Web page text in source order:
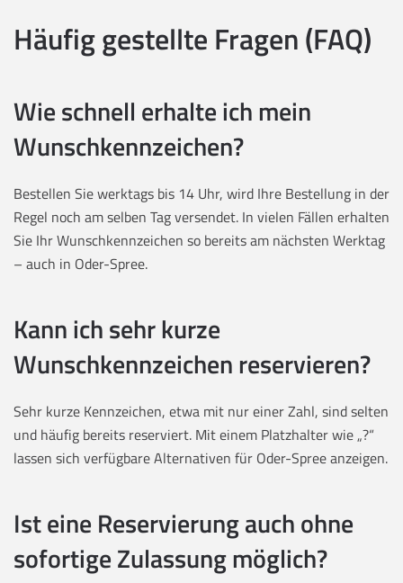
Häufig gestellte Fragen (FAQ)
Wie schnell erhalte ich mein
Wunschkennzeichen?
Bestellen Sie werktags bis 14 Uhr, wird Ihre Bestellung in der
Regel noch am selben Tag versendet. In vielen Fällen erhalten
Sie Ihr Wunschkennzeichen so bereits am nächsten Werktag
– auch in Oder-Spree.
Kann ich sehr kurze
Wunschkennzeichen reservieren?
Sehr kurze Kennzeichen, etwa mit nur einer Zahl, sind selten
und häufig bereits reserviert. Mit einem Platzhalter wie „?“
lassen sich verfügbare Alternativen für Oder-Spree anzeigen.
Ist eine Reservierung auch ohne
sofortige Zulassung möglich?